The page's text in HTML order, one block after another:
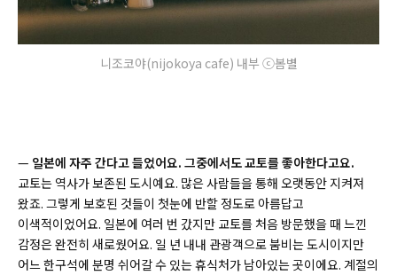
니조코야(nijokoya cafe) 내부 ⓒ봄별
— 일본에 자주 간다고 들었어요. 그중에서도 교토를 좋아한다고요.
교토는 역사가 보존된 도시예요. 많은 사람들을 통해 오랫동안 지켜져
왔죠. 그렇게 보호된 것들이 첫눈에 반할 정도로 아름답고
이색적이었어요. 일본에 여러 번 갔지만 교토를 처음 방문했을 때 느낀
감정은 완전히 새로웠어요. 일 년 내내 관광객으로 붐비는 도시이지만
어느 한구석에 분명 쉬어갈 수 있는 휴식처가 남아있는 곳이에요. 계절의